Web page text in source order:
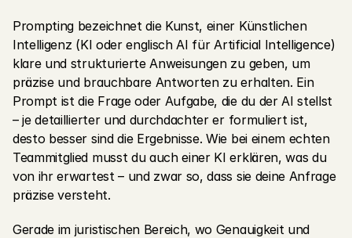
Prompting bezeichnet die Kunst, einer Künstlichen
Intelligenz (KI oder englisch AI für Artificial Intelligence)
klare und strukturierte Anweisungen zu geben, um
präzise und brauchbare Antworten zu erhalten. Ein
Prompt ist die Frage oder Aufgabe, die du der AI stellst
– je detaillierter und durchdachter er formuliert ist,
desto besser sind die Ergebnisse. Wie bei einem echten
Teammitglied musst du auch einer KI erklären, was du
von ihr erwartest – und zwar so, dass sie deine Anfrage
präzise versteht.
Gerade im juristischen Bereich, wo Genauigkeit und